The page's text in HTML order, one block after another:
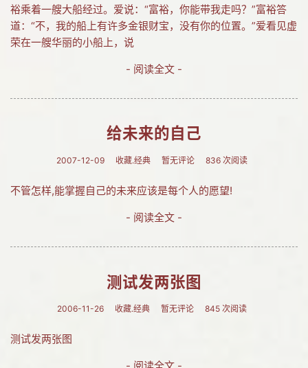
裕乘着一艘大船经过。爱说：“富裕，你能带我走吗？”富裕答
道：“不，我的船上有许多金银财宝，没有你的位置。”爱看见虚
荣在一艘华丽的小船上，说
- 阅读全文 -
给未来的自己
2007-12-09 收藏.经典 暂无评论 836 次阅读
不管怎样,能掌握自己的未来应该是每个人的愿望!
- 阅读全文 -
测试发两张图
2006-11-26 收藏.经典 暂无评论 845 次阅读
测试发两张图